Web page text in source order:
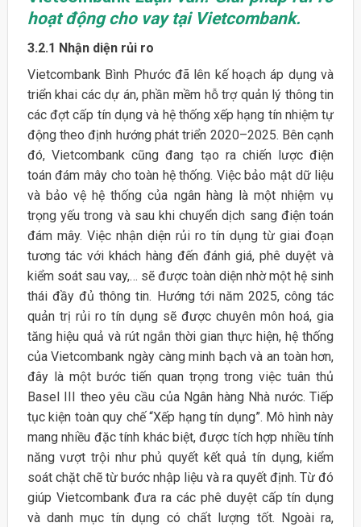
hoạt động cho vay tại Vietcombank.
3.2.1 Nhận diện rủi ro
Vietcombank Bình Phước đã lên kế hoạch áp dụng và
triển khai các dự án, phần mềm hỗ trợ quản lý thông tin
các đợt cấp tín dụng và hệ thống xếp hạng tín nhiệm tự
động theo định hướng phát triển 2020–2025. Bên cạnh
đó, Vietcombank cũng đang tạo ra chiến lược điện
toán đám mây cho toàn hệ thống. Việc bảo mật dữ liệu
và bảo vệ hệ thống của ngân hàng là một nhiệm vụ
trọng yếu trong và sau khi chuyển dịch sang điện toán
đám mây. Việc nhận diện rủi ro tín dụng từ giai đoạn
tương tác với khách hàng đến đánh giá, phê duyệt và
kiểm soát sau vay,… sẽ được toàn diện nhờ một hệ sinh
thái đầy đủ thông tin. Hướng tới năm 2025, công tác
quản trị rủi ro tín dụng sẽ được chuyên môn hoá, gia
tăng hiệu quả và rút ngắn thời gian thực hiện, hệ thống
của Vietcombank ngày càng minh bạch và an toàn hơn,
đây là một bước tiến quan trọng trong việc tuân thủ
Basel III theo yêu cầu của Ngân hàng Nhà nước. Tiếp
tục kiện toàn quy chế “Xếp hạng tín dụng”. Mô hình này
mang nhiều đặc tính khác biệt, được tích hợp nhiều tính
năng vượt trội như phủ quyết kết quả tín dụng, kiểm
soát chặt chẽ từ bước nhập liệu và ra quyết định. Từ đó
giúp Vietcombank đưa ra các phê duyệt cấp tín dụng
và danh mục tín dụng có chất lượng tốt. Ngoài ra,